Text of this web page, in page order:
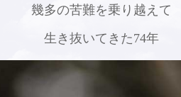
幾多の苦難を乗り越えて
生き抜いてきた74年